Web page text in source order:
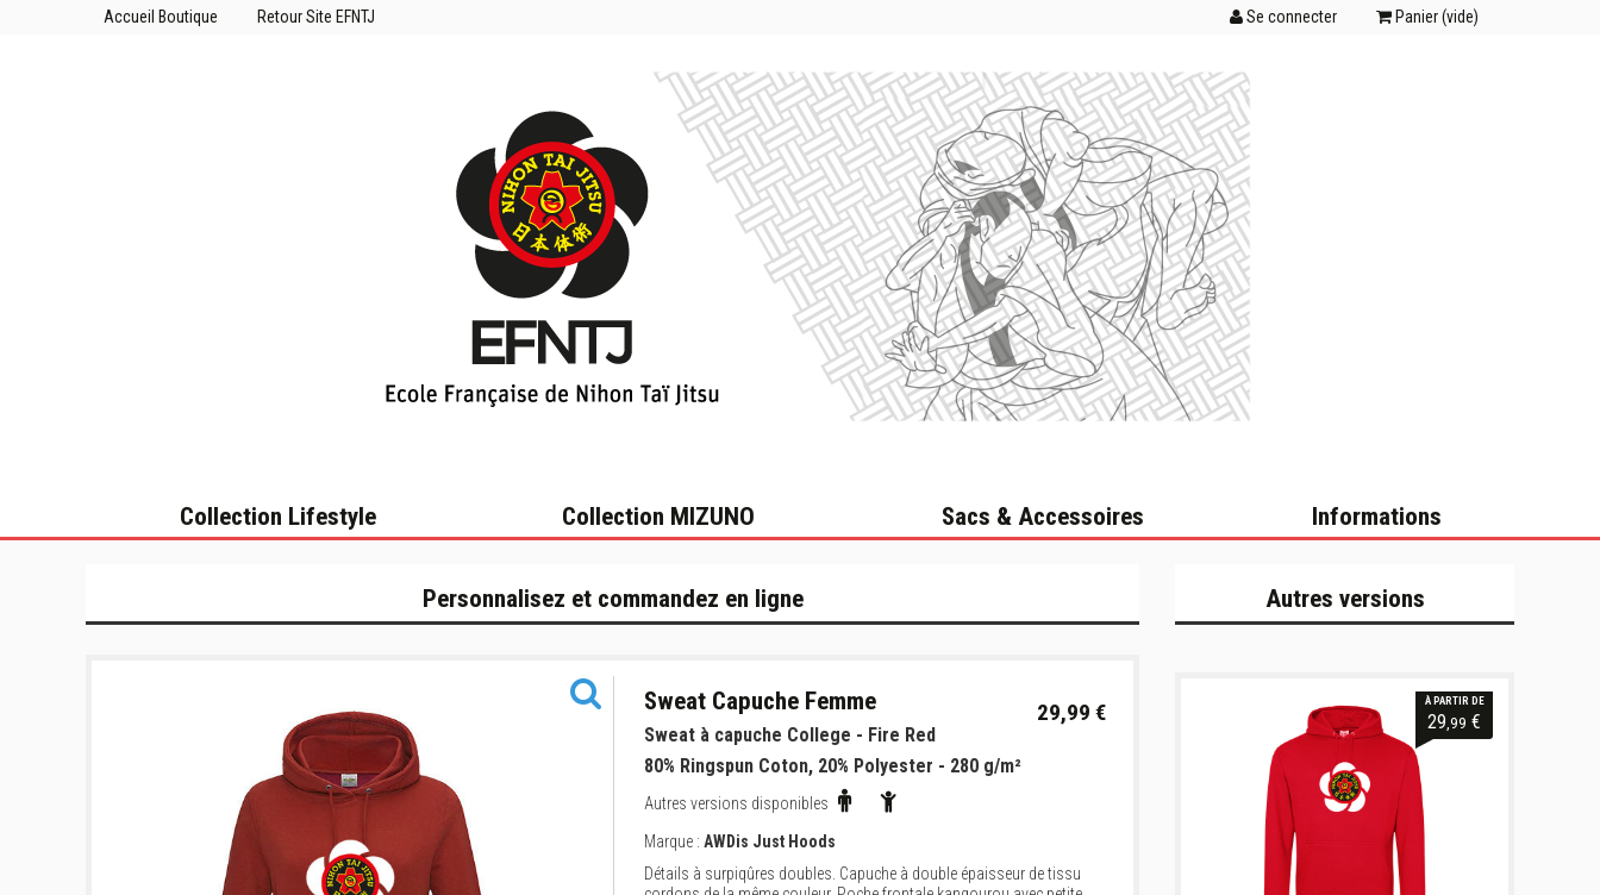
Accueil Boutique Retour Site EFNTJ Se connecter Panier (vide)
Collection Lifestyle Collection MIZUNO Sacs & Accessoires Informations
Personnalisez et commandez en ligne
Sweat Capuche Femme 29,99 €
Sweat à capuche College - Fire Red
80% Ringspun Coton, 20% Polyester - 280 g/m²
Autres versions disponibles
Marque : AWDis Just Hoods
Détails à surpiqûres doubles. Capuche à double épaisseur de tissu
Autres versions
À PARTIR DE
29 ,99 €